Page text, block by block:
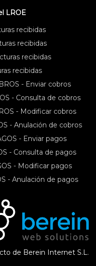
LROE
recibidas
recibidas
recibidas
recibidas
- Enviar cobros
- Consulta de cobros
- Modificar cobros
- Anulación de cobros
- Enviar pagos
- Consulta de pagos
- Modificar pagos
- Anulación de pagos
de Berein Internet S.L.